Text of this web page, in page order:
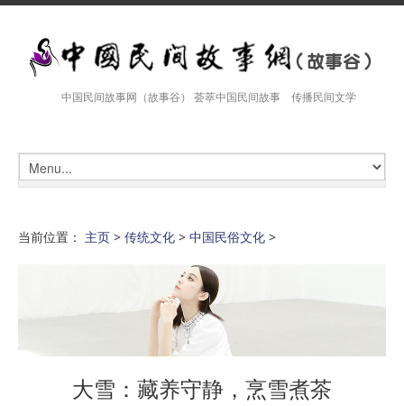
中国民间故事网（故事谷） 荟萃中国民间故事 传播民间文学
当前位置： 主页 > 传统文化 > 中国民俗文化 >
大雪：藏养守静，烹雪煮茶